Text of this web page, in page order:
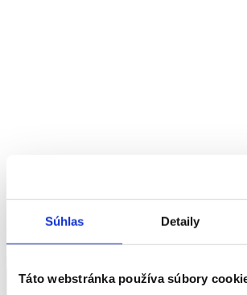
Súhlas Detaily
Táto webstránka používa súbory
Domov
Služby
Galéria
Kontakt / Cenová ponuka